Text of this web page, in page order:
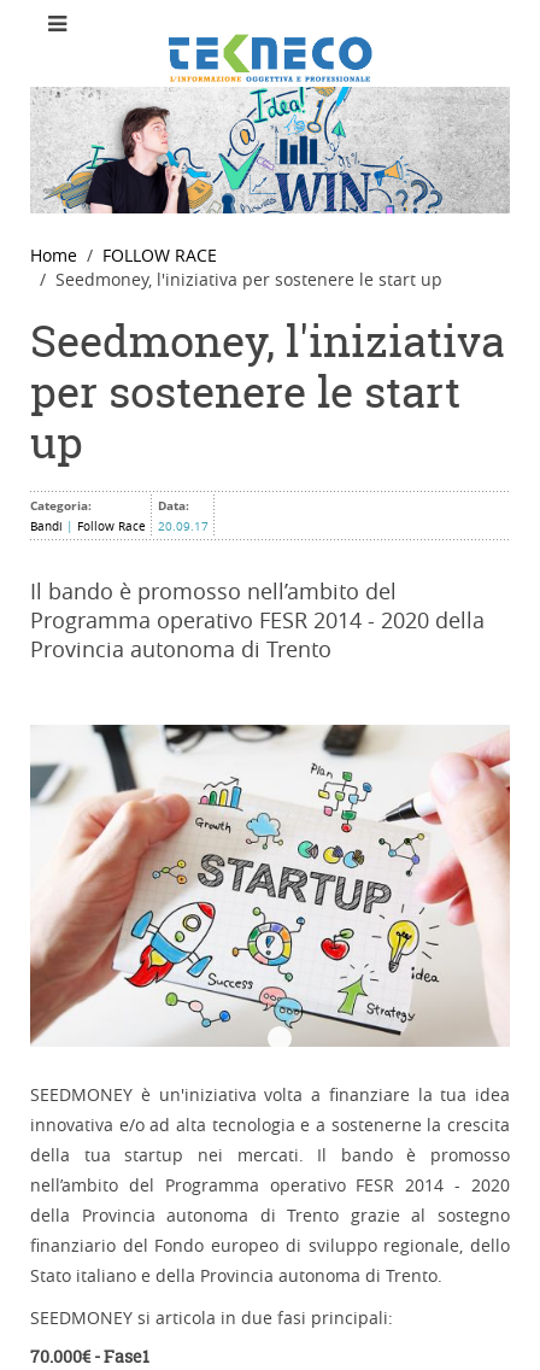
Home
FOLLOW RACE
Seedmoney, l'iniziativa per sostenere le start up
Seedmoney, l'iniziativa
per sostenere le start
up
Categoria:
Bandi Follow Race
Data:
20.09.17
Il bando è promosso nell’ambito del
Programma operativo FESR 2014 - 2020 della
Provincia autonoma di Trento
SEEDMONEY è un'iniziativa volta a finanziare la tua idea
innovativa e/o ad alta tecnologia e a sostenerne la crescita
della tua startup nei mercati. Il bando è promosso
nell’ambito del Programma operativo FESR 2014 - 2020
della Provincia autonoma di Trento grazie al sostegno
finanziario del Fondo europeo di sviluppo regionale, dello
Stato italiano e della Provincia autonoma di Trento.
SEEDMONEY si articola in due fasi principali:
70.000€ - Fase1